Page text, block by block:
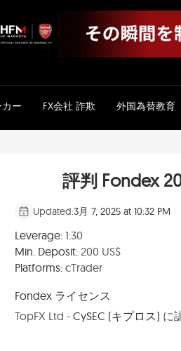
ー FX会社 詐欺 外国為替教育
評判 Fondex
Updated:3月 7, 2025 at 10:32 PM
Leverage: 1:30
Min. Deposit: 200 US$
Platforms: cTrader
Fondex ライセンス
TopFX Ltd -CySEC (キプロス) に